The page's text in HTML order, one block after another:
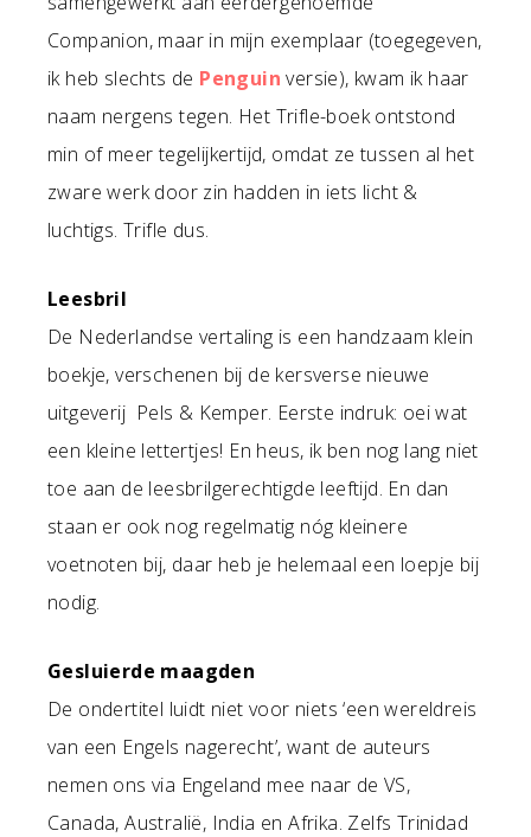
Companion, maar in mijn exemplaar (toegegeven,
ik heb slechts de Penguin versie), kwam ik haar
naam nergens tegen. Het Trifle-boek ontstond
min of meer tegelijkertijd, omdat ze tussen al het
zware werk door zin hadden in iets licht &
luchtigs. Trifle dus.
Leesbril
De Nederlandse vertaling is een handzaam klein
boekje, verschenen bij de kersverse nieuwe
uitgeverij Pels & Kemper. Eerste indruk: oei wat
een kleine lettertjes! En heus, ik ben nog lang niet
toe aan de leesbrilgerechtigde leeftijd. En dan
staan er ook nog regelmatig nóg kleinere
voetnoten bij, daar heb je helemaal een loepje bij
nodig.
Gesluierde maagden
De ondertitel luidt niet voor niets ‘een wereldreis
van een Engels nagerecht’, want de auteurs
nemen ons via Engeland mee naar de VS,
Canada, Australië, India en Afrika. Zelfs Trinidad